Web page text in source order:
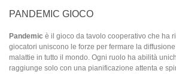
PANDEMIC GIOCO
Pandemic è il gioco da tavolo cooperativo che ha
giocatori uniscono le forze per fermare la
malattie in tutto il mondo. Ogni ruolo ha abilità
raggiunge solo con una pianificazione attenta e